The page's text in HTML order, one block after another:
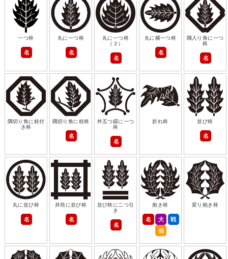
一つ柊
名
丸に一つ柊
名
丸に一つ柊
（２）
名
丸に横一つ柊
名
隅入り角に一つ
柊
名
隅切り角に枝付
き柊
隅切り角に枝柊
名
外五つ鐶に一つ
柊
名
折れ柊 並び柊
名
丸に並び柊
名
井筒に並び柊
名
並び柊に二つ引
き
名
抱き柊
名 大
戦
他
変り抱き柊